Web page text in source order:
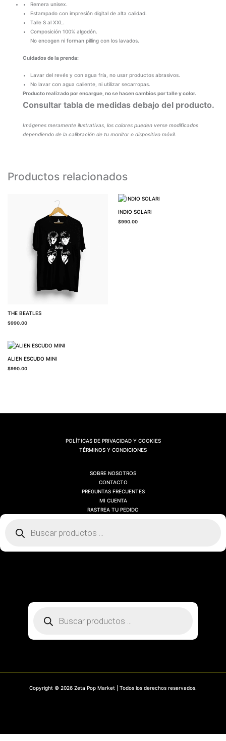
Remera unisex.
Estampado con impresión digital de alta calidad.
Talle S al XXL.
Composición 100% algodón.
No encogen ni forman pilling con los lavados.
Cuidados de la prenda:
Lavar del revés y con agua fría, no usar productos abrasivos.
No lavar con agua caliente, ni utilizar secarropas.
Producto realizado por encargue, no se hacen cambios por talle y color.
Consultar tabla de medidas debajo del producto.
Imágenes meramente ilustrativas, los colores pueden verse modificados
dependiendo de la calibración de tu monitor o dispositivo móvil.
Productos relacionados
THE BEATLES
$990.00
INDIO SOLARI
$990.00
ALIEN ESCUDO MINI
$990.00
POLÍTICAS DE PRIVACIDAD Y COOKIES
TÉRMINOS Y CONDICIONES
SOBRE NOSOTROS
CONTACTO
PREGUNTAS FRECUENTES
MI CUENTA
RASTREA TU PEDIDO
Búsqueda
Búsqueda
Copyright © 2026 Zeta Pop Market | Todos los derechos reservados.